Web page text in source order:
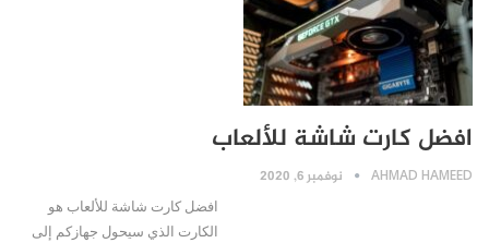
افضل كارت شاشة للألعاب
AHMAD HAMEED نوفمبر 6, 2020
افضل كارت شاشة للألعاب هو
الكارت الذي سيحول جهازكم إلى